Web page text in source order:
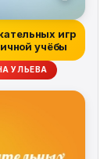
игр
учёбы
УЛЬЕВА